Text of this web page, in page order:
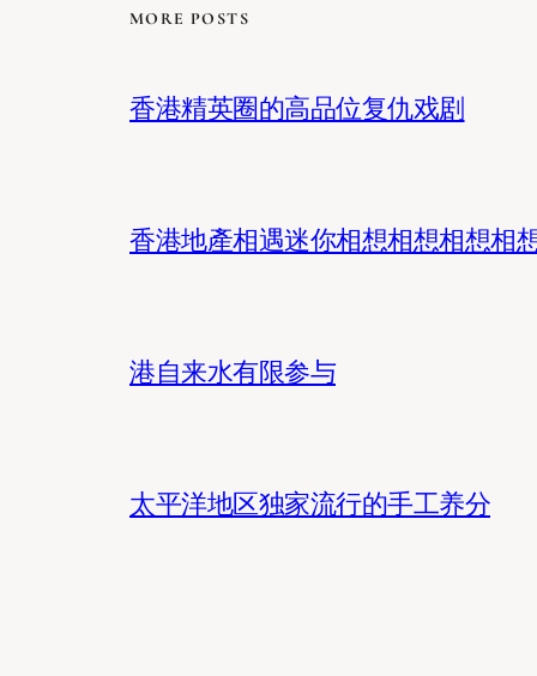
MORE POSTS
香港精英圈的高品位复仇戏剧
香港地產相遇迷你相想相想相想相
港自来水有限参与
太平洋地区独家流行的手工养分